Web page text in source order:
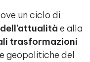
un ciclo di
e alla
trasformazioni
geopolitiche del